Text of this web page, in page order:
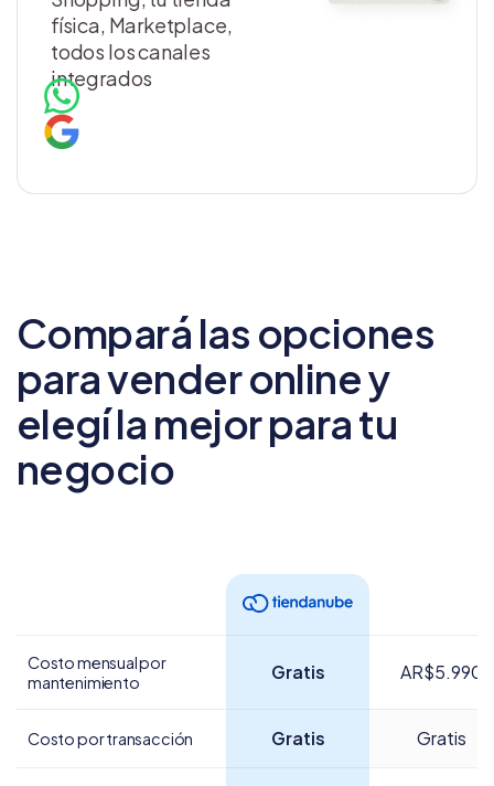
física, Marketplace,
todos los canales
integrados
Compará las opciones
para vender onliney
elegí la mejor para tu
negocio
Costo mensual por
mantenimiento
Gratis AR$5.990
Costo por transacción Gratis Gratis